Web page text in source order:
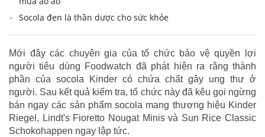
Socola đen là thần dược cho sức khỏe
Mới đây các chuyên gia của tổ chức bảo vệ quyền lợi
người tiêu dùng Foodwatch đã phát hiện ra rằng thành
phần của socola Kinder có chứa chất gây ung thư ở
người. Sau kết quả kiểm tra, tổ chức này đã kêu gọi ngừng
bán ngay các sản phẩm socola mang thương hiệu Kinder
Riegel, Lindt's Fioretto Nougat Minis và Sun Rice Classic
Schokohappen ngay lập tức.